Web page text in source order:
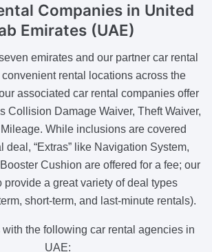
Companiesin United
Emirates (UAE)
emirates and our partner car rental
rental locations across the
associated car rental companies offer
Collision Damage Waiver, Theft Waiver,
While inclusions are covered
deal, “Extras” like Navigation System,
Cushion are offered for a fee; our
provide a great variety of deal types
short-term, and last-minute rentals).
the following car rental agencies in
UAE: